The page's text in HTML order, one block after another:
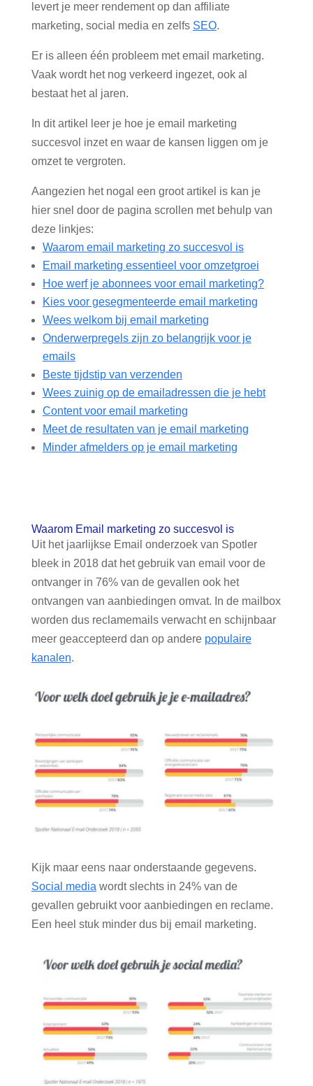
levert je meer rendement op dan affiliate
marketing, social media en zelfs SEO.
Er is alleen één probleem met email marketing.
Vaak wordt het nog verkeerd ingezet, ook al
bestaat het al jaren.
In dit artikel leer je hoe je email marketing
succesvol inzet en waar de kansen liggen om je
omzet te vergroten.
Aangezien het nogal een groot artikel is kan je
hier snel door de pagina scrollen met behulp van
deze linkjes:
Waarom email marketing zo succesvol is
Email marketing essentieel voor omzetgroei
Hoe werf je abonnees voor email marketing?
Kies voor gesegmenteerde email marketing
Wees welkom bij email marketing
Onderwerpregels zijn zo belangrijk voor je
emails
Beste tijdstip van verzenden
Wees zuinig op de emailadressen die je hebt
Content voor email marketing
Meet de resultaten van je email marketing
Minder afmelders op je email marketing
Waarom Email marketing zo succesvol is
Uit het jaarlijkse Email onderzoek van Spotler
bleek in 2018 dat het gebruik van email voor de
ontvanger in 76% van de gevallen ook het
ontvangen van aanbiedingen omvat. In de mailbox
worden dus reclamemails verwacht en schijnbaar
meer geaccepteerd dan op andere populaire
kanalen.
Kijk maar eens naar onderstaande gegevens.
Social media wordt slechts in 24% van de
gevallen gebruikt voor aanbiedingen en reclame.
Een heel stuk minder dus bij email marketing.